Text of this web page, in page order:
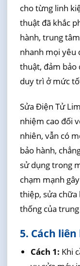
cho từng linh
thuật đã khắc
hành, trung
nhanh mọi yêu
thuật, đảm bảo
duy trì ở mức
Sửa Điện Tử
nhiệm cao đối
nhiên, vẫn có
bảo hành,
sử dụng trong
chạm mạnh
thiệp, sửa
thống của
5. Cách liên
Cách 1: Khi